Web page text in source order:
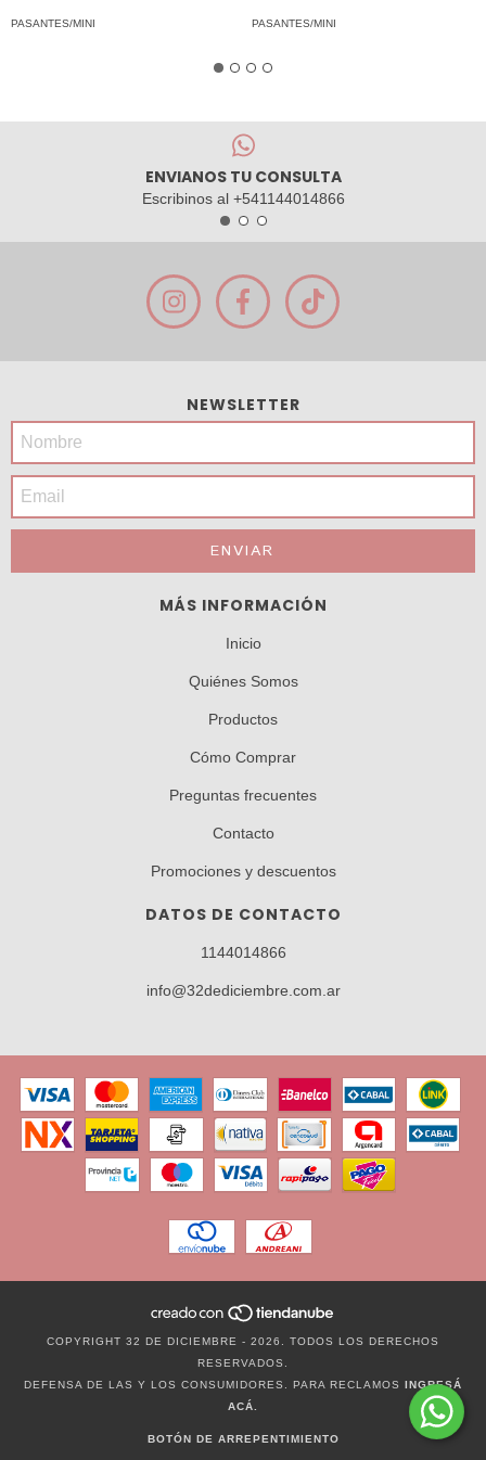
PASANTES/MINI PASANTES/MINI
ENVIANOS TU CONSULTA
Escribinos al +541144014866
NEWSLETTER
MÁS INFORMACIÓN
Inicio
Quiénes Somos
Productos
Cómo Comprar
Preguntas frecuentes
Contacto
Promociones y descuentos
DATOS DE CONTACTO
1144014866
info@32dediciembre.com.ar
COPYRIGHT 32 DE DICIEMBRE - 2026. TODOS LOS DERECHOS
RESERVADOS.
DEFENSA DE LAS Y LOS CONSUMIDORES. PARA RECLAMOS INGRESÁ
ACÁ.
BOTÓN DE ARREPENTIMIENTO